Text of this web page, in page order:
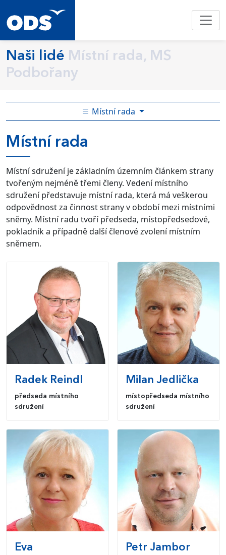
Naši lidé Místní rada, MS
Podbořany
Místní rada
Místní rada
Místní sdružení je základním územním článkem strany
tvořeným nejméně třemi členy. Vedení místního
sdružení představuje místní rada, která má veškerou
odpovědnost za činnost strany v období mezi místními
sněmy. Místní radu tvoří předseda, místopředsedové,
pokladník a případně další členové zvolení místním
sněmem.
Radek Reindl
předseda místního
sdružení
Milan Jedlička
místopředseda místního
sdružení
Eva
Petr Jambor